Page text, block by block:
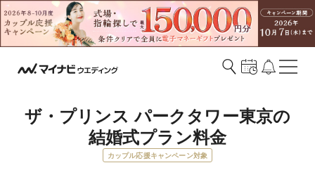
ザ・プリンス パークタワー東京の
結婚式プラン料金
カップル応援キャンペーン対象